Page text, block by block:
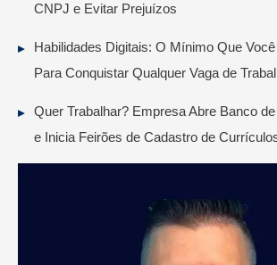
CNPJ e Evitar Prejuízos
Habilidades Digitais: O Mínimo Que
Para Conquistar Qualquer Vaga de
Quer Trabalhar? Empresa Abre Banco
e Inicia Feirões de Cadastro de